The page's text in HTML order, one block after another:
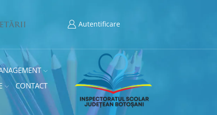
Autentificare
CONTACT